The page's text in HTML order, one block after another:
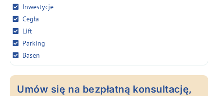
Inwestycje
Cegła
Lift
Parking
Basen
Umów się na bezpłatną konsultację,